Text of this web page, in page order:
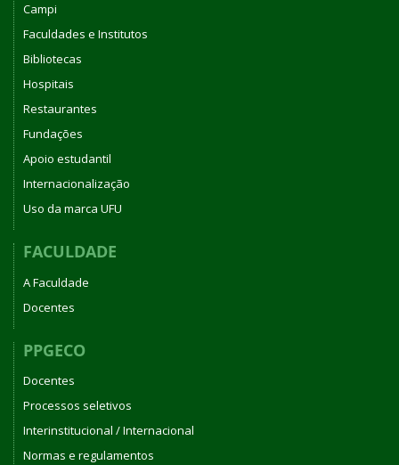
Campi
Faculdades e Institutos
Bibliotecas
Hospitais
Restaurantes
Fundações
Apoio estudantil
Internacionalização
Uso da marca UFU
FACULDADE
A Faculdade
Docentes
PPGECO
Docentes
Processos seletivos
Interinstitucional / Internacional
Normas e regulamentos